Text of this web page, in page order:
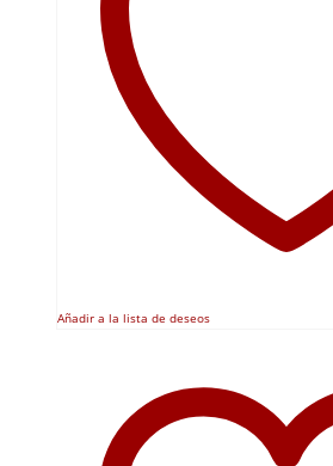
Añadir a la lista de deseos